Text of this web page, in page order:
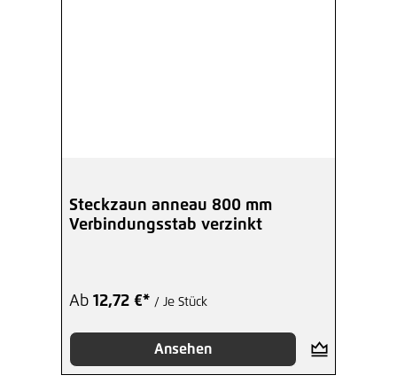
Steckzaun anneau 800 mm
Verbindungsstab verzinkt
Ab 12,72 €* / Je Stück
Ansehen